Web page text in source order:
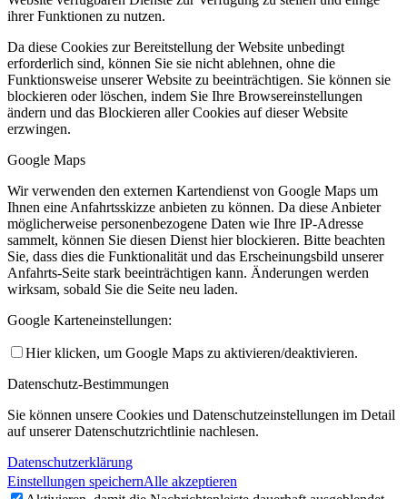
ihrer Funktionen zu nutzen.
Da diese Cookies zur Bereitstellung der Website unbedingt
erforderlich sind, können Sie sie nicht ablehnen, ohne die
Funktionsweise unserer Website zu beeinträchtigen. Sie können sie
blockieren oder löschen, indem Sie Ihre Browsereinstellungen
ändern und das Blockieren aller Cookies auf dieser Website
erzwingen.
Google Maps
Wir verwenden den externen Kartendienst von Google Maps um
Ihnen eine Anfahrtsskizze anbieten zu können. Da diese Anbieter
möglicherweise personenbezogene Daten wie Ihre IP-Adresse
sammelt, können Sie diesen Dienst hier blockieren. Bitte beachten
Sie, dass dies die Funktionalität und das Erscheinungsbild unserer
Anfahrts-Seite stark beeinträchtigen kann. Änderungen werden
wirksam, sobald Sie die Seite neu laden.
Google Karteneinstellungen:
Hier klicken, um Google Maps zu aktivieren/deaktivieren.
Datenschutz-Bestimmungen
Sie können unsere Cookies und Datenschutzeinstellungen im Detail
auf unserer Datenschutzrichtlinie nachlesen.
Datenschutzerklärung
Einstellungen speichernAlle akzeptieren